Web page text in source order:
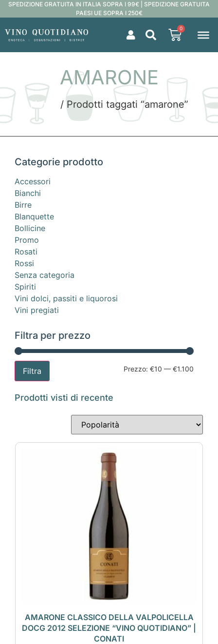
SPEDIZIONE GRATUITA IN ITALIA SOPRA I 99€ | SPEDIZIONE GRATUITA
PAESI UE SOPRA I 250€
0
AMARONE
Home / Prodotti taggati “amarone”
Categorie prodotto
Accessori
Bianchi
Birre
Blanquette
Bollicine
Promo
Rosati
Rossi
Senza categoria
Spiriti
Vini dolci, passiti e liquorosi
Vini pregiati
Filtra per prezzo
Filtra Prezzo: €10 — €1.100
Prodotti visti di recente
AMARONE CLASSICO DELLA VALPOLICELLA
DOCG 2012 SELEZIONE “VINO QUOTIDIANO” |
CONATI